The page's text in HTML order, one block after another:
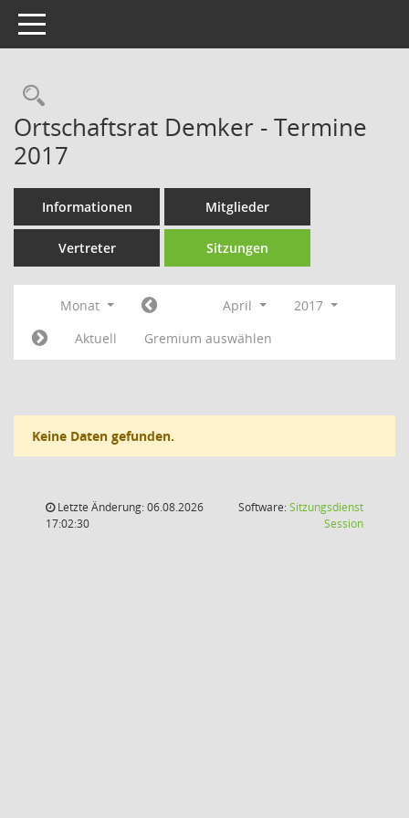
Toggle navigation
Rechercheauswahl
Ortschaftsrat Demker - Termine
2017
Informationen Mitglieder
Vertreter Sitzungen
Monat April
2017
Aktuell
Gremium auswählen
Keine Daten gefunden.
Letzte Änderung: 06.08.2026
17:02:30
Software:Sitzungsdienst
Session(Wird in